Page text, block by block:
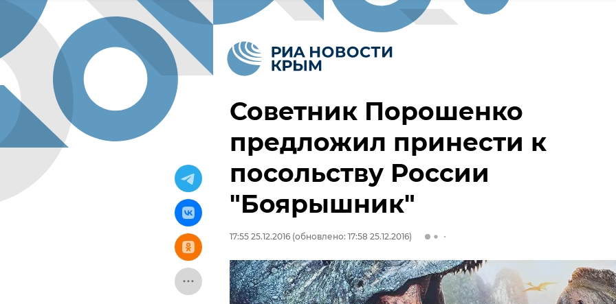
Советник Порошенко
предложил принести к
посольству России
"Боярышник"
17:55 25.12.2016 (обновлено: 17:58 25.12.2016)